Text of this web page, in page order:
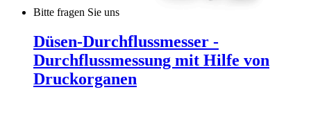
Bitte fragen Sie uns
Düsen-Durchflussmesser -
Durchflussmessung mit Hilfe von
Druckorganen